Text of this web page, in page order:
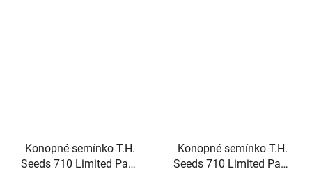
Konopné semínko T.H.
Seeds 710 Limited Pack
Konopné semínko T.H.
Seeds 710 Limited Pack